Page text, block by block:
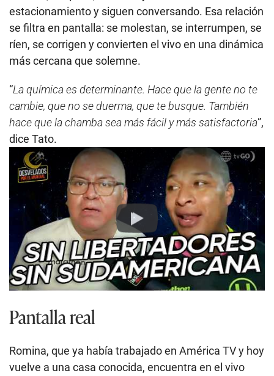
estacionamiento y siguen conversando. Esa relación
se filtra en pantalla: se molestan, se interrumpen, se
ríen, se corrigen y convierten el vivo en una dinámica
más cercana que solemne.
“La química es determinante. Hace que la gente no te
cambie, que no se duerma, que te busque. También
hace que la chamba sea más fácil y más satisfactoria”,
dice Tato.
Play
Pantalla real
Romina, que ya había trabajado en América TV y hoy
vuelve a una casa conocida, encuentra en el vivo